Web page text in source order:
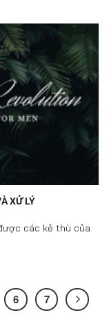
XỬ LÝ
các kẻ thù của
6 7